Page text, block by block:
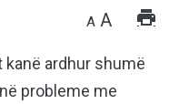
A A
ardhur shumë
probleme me